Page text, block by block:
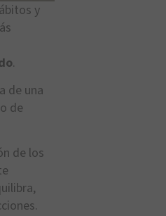
y
.
de una
de
de los